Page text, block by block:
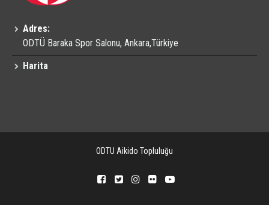
Adres:
ODTÜ Baraka Spor Salonu, Ankara,Türkiye
Harita
ODTU Aikido Topluluğu